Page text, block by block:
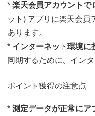
* 楽天会員アカウントで
ット) アプリに楽天会員
あります。
* インターネット環境に
同期するために、イン
ポイント獲得の注意点
* 測定データが正常にア